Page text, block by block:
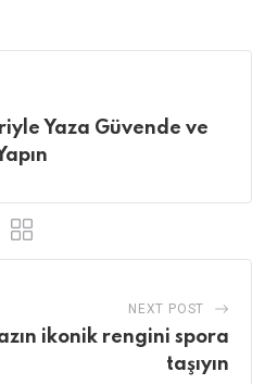
Yaza Güvende ve
NEXT POST
ikonik rengini spora
taşıyın